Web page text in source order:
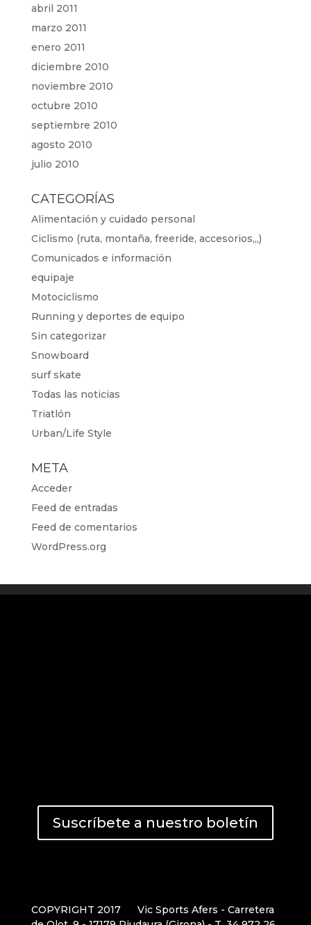
abril 2011
marzo 2011
enero 2011
diciembre 2010
noviembre 2010
octubre 2010
septiembre 2010
agosto 2010
julio 2010
CATEGORÍAS
Alimentación y cuidado personal
Ciclismo (ruta, montaña, freeride, accesorios,,,)
Comunicados e información
equipaje
Motociclismo
Running y deportes de equipo
Sin categorizar
Snowboard
surf skate
Todas las noticias
Triatlón
Urban/Life Style
META
Acceder
Feed de entradas
Feed de comentarios
WordPress.org
Suscríbete a nuestro boletín
COPYRIGHT 2017
Vic Sports Afers - Carretera